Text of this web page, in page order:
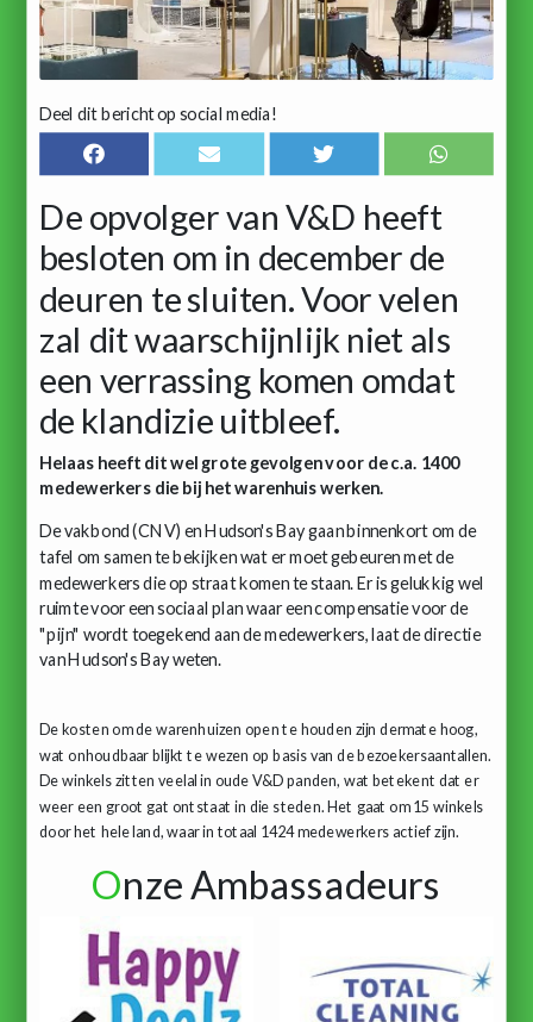
Deel dit bericht op social media!
De opvolger van V&D heeft
besloten om in december de
deuren te sluiten. Voor velen
zal dit waarschijnlijk niet als
een verrassing komen omdat
de klandizie uitbleef.
Helaas heeft dit wel grote gevolgen voor de c.a. 1400
medewerkers die bij het warenhuis werken.
De vakbond (CNV) en Hudson's Bay gaan binnenkort om de
tafel om samen te bekijken wat er moet gebeuren met de
medewerkers die op straat komen te staan. Er is gelukkig wel
ruimte voor een sociaal plan waar een compensatie voor de
"pijn" wordt toegekend aan de medewerkers, laat de directie
van Hudson's Bay weten.
De kosten om de warenhuizen open te houden zijn dermate hoog,
wat onhoudbaar blijkt te wezen op basis van de bezoekersaantallen.
De winkels zitten veelal in oude V&D panden, wat betekent dat er
weer een groot gat ontstaat in die steden. Het gaat om 15 winkels
door het hele land, waar in totaal 1424 medewerkers actief zijn.
Onze Ambassadeurs